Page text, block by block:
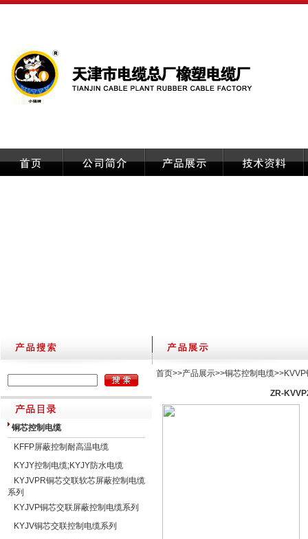
铜芯控制电缆
KFFP屏蔽控制耐高温电缆
KYJY控制电缆;KYJY防水电缆
KYJVPR铜芯交联软芯屏蔽控制电缆
系列
KYJVP铜芯交联屏蔽控制电缆系列
KYJV铜芯交联控制电缆系列
首页>>产品展示>>铜芯控制电缆>>
ZR-